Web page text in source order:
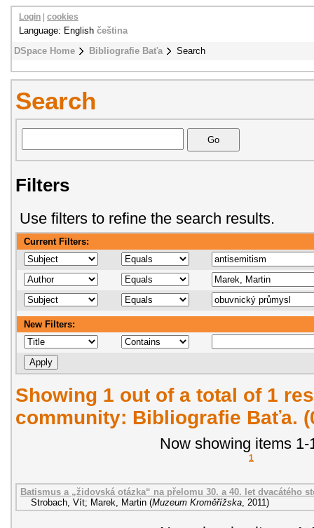
DSpace Home Bibliografie Baťa Search
Login cookies
Language: English čeština
Search
Filters
Use filters to refine the search results.
Current Filters:
New Filters:
Showing 1 out of a total of 1
community: Bibliografie Baťa.
Now showing items 1-
1
Batismus a „židovská otázka“ na přelomu 30. a 40. let dvacátého
Strobach, Vít; Marek, Martin (Muzeum Kroměřížska, 2011)